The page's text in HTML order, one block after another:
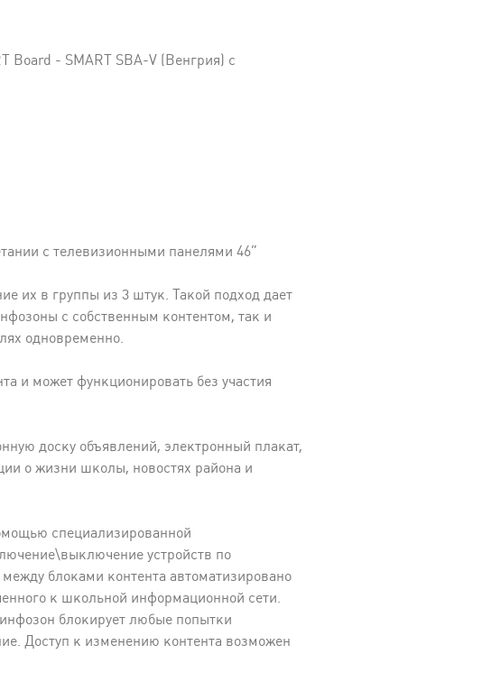
Board - SMART SBA-V (Венгрия) с
с телевизионными панелями 46”
их в группы из 3 штук. Такой подход дает
с собственным контентом, так и
одновременно.
и может функционировать без участия
доску объявлений, электронный плакат,
о жизни школы, новостях района и
специализированной
устройств по
блоками контента автоматизировано
к школьной информационной сети.
блокирует любые попытки
Доступ к изменению контента возможен